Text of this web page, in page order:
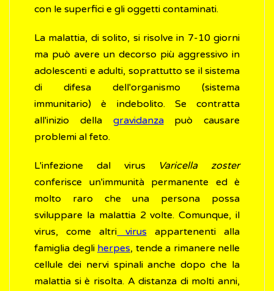
con le superfici e gli oggetti contaminati.
La malattia, di solito, si risolve in 7-10 giorni
ma può avere un decorso più aggressivo in
adolescenti e adulti, soprattutto se il sistema
di difesa dell'organismo (sistema
immunitario) è indebolito. Se contratta
all'inizio della gravidanzapuò causare
problemi al feto.
L'infezione dal virus
Varicella zoster
conferisce un'immunità permanente ed è
molto raro che una persona possa
sviluppare la malattia 2 volte. Comunque, il
virus, come altri virus appartenenti alla
famiglia degli herpes, tende a rimanere nelle
cellule dei nervi spinali anche dopo che la
malattia si è risolta. A distanza di molti anni,